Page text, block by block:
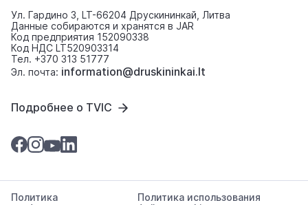
Ул. Гардино 3, LT-66204 Друскининкай, Литва
Данные собираются и хранятся в JAR
Код предприятия 152090338
Код НДС LT520903314
Тел. +370 313 51777
Эл. почта: information@druskininkai.lt
Подробнее о TVIC
Политика
Политика использования